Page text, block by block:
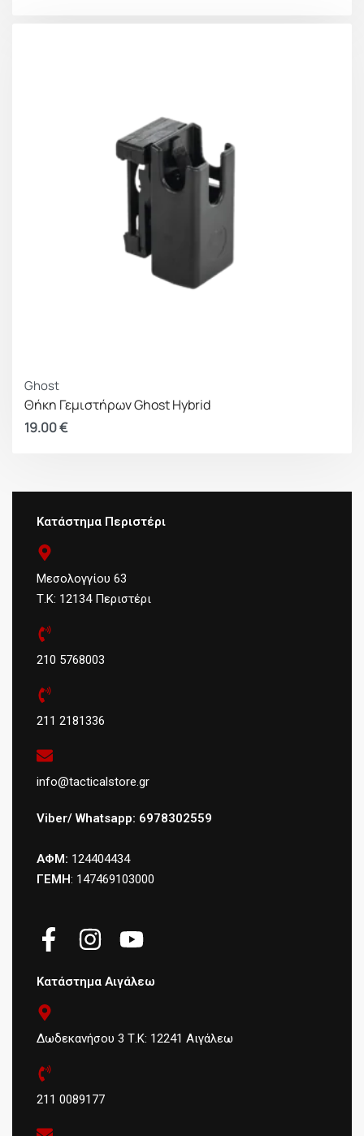
Ghost
Θήκη Γεμιστήρων Ghost Hybrid
19.00€
Κατάστημα Περιστέρι
Μεσολογγίου 63
Τ.Κ: 12134 Περιστέρι
210 5768003
211 2181336
info@tacticalstore.gr
Viber/ Whatsapp: 6978302559
ΑΦΜ: 124404434
ΓΕΜΗ: 147469103000
Κατάστημα Αιγάλεω
Δωδεκανήσου 3 Τ.Κ: 12241 Αιγάλεω
211 0089177